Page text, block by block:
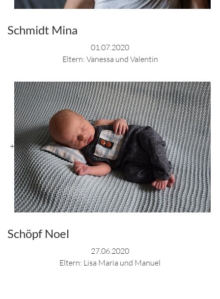
Schmidt Mina
01.07.2020
Eltern: Vanessa und Valentin
+
Schöpf Noel
27.06.2020
Eltern: Lisa Maria und Manuel